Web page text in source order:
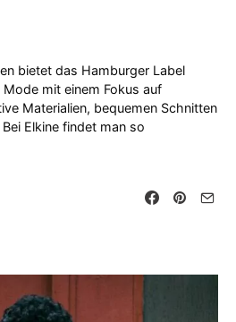
bietet das Hamburger Label
mit einem Fokus auf
Materialien, bequemen Schnitten
Elkine findet man so